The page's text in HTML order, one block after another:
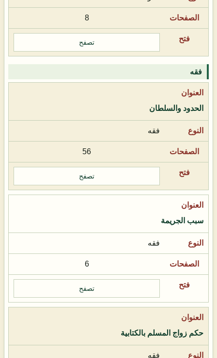
8
تصفح
فقه
الحدود والسلطان
فقه
56
تصفح
سبب الجريمة
فقه
6
تصفح
حكم زواج المسلم بالكتابية
فقه